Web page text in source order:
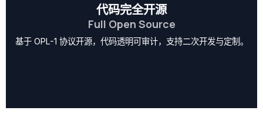
代码完全开源
Full Open Source
基于 OPL-1 协议开源，代码透明可审计，支持二次开发与定制。